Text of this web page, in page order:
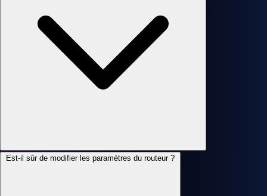
Est-il sûr de modifier les paramètres du routeur ?